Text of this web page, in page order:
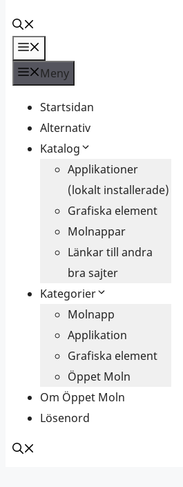
Meny
Startsidan
Alternativ
Katalog
Applikationer
(lokalt installerade)
Grafiska element
Molnappar
Länkar till andra
bra sajter
Kategorier
Molnapp
Applikation
Grafiska element
Öppet Moln
Om Öppet Moln
Lösenord